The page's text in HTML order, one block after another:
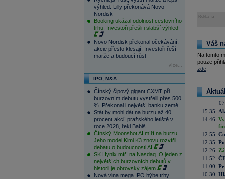
výhled. Lilly překonává Novo
Nordisk
Booking ukázal odolnost cestovního
trhu. Investoři přešli i slabší výhled
Novo Nordisk překonal očekávání,
akcie přesto klesají. Investoři řeší
marže a budoucí růst
více...
IPO, M&A
Čínský čipový gigant CXMT při
burzovním debutu vystřelil přes 500
%. Překonal i největší banku země
Stát by mohl dát na burzu až 40
procent akcií pražského letiště v
roce 2028, řekl Babiš
Čínský Moonshot AI míří na burzu.
Jeho model Kimi K3 znovu rozvířil
debatu o budoucnosti AI
SK Hynix míří na Nasdaq. O jeden z
největších burzovních debutů v
historii je obrovský zájem
Nová vlna mega IPO hýbe trhy.
Reklama
Váš
Na tomto
pouze
zde.
15:35
14:46
12:55
12:35
12:26
11:52
11:00
10:30